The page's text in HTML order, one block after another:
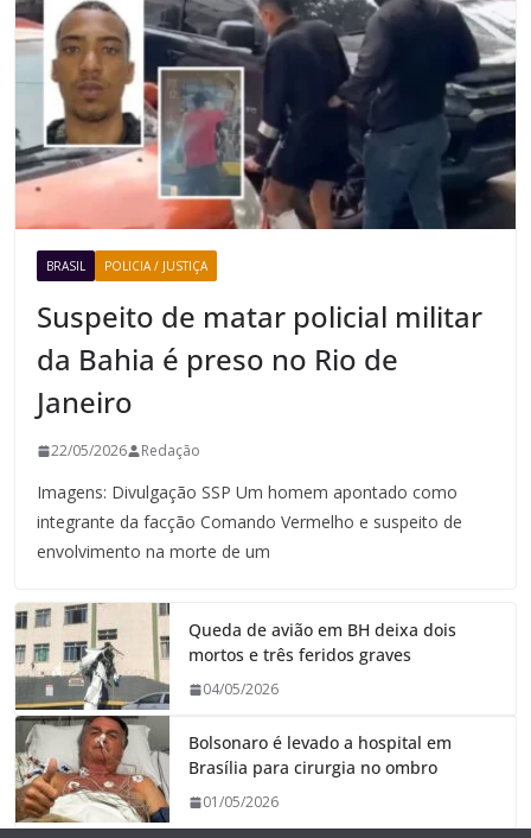
BRASIL POLICIA / JUSTIÇA
Suspeito de matar policial militar
da Bahia é preso no Rio de
Janeiro
22/05/2026 Redação
Imagens: Divulgação SSP Um homem apontado como
integrante da facção Comando Vermelho e suspeito de
envolvimento na morte de um
Queda de avião em BH deixa dois
mortos e três feridos graves
04/05/2026
Bolsonaro é levado a hospital em
Brasília para cirurgia no ombro
01/05/2026